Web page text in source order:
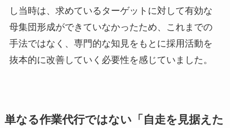
し当時は、求めているターゲットに対して有効な
母集団形成ができていなかったため、これまでの
手法ではなく、専門的な知見をもとに採用活動を
抜本的に改善していく必要性を感じていました。
単なる作業代行ではない「自走を見据えた